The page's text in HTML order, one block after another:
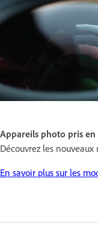
Appareils photo pris en
Découvrez les
En savoir plus sur les